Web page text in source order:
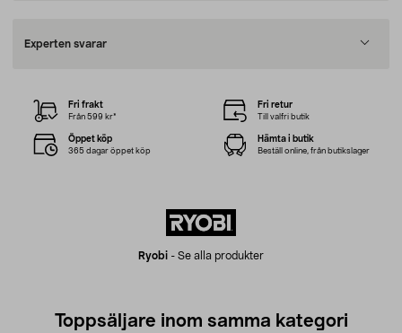
Experten svarar
Ryobi - Se alla produkter
Fri frakt
Från 599 kr*
Fri retur
Till valfri butik
Öppet köp
365 dagar öppet köp
Hämta i butik
Beställ online, från butikslager
Toppsäljare inom samma kategori